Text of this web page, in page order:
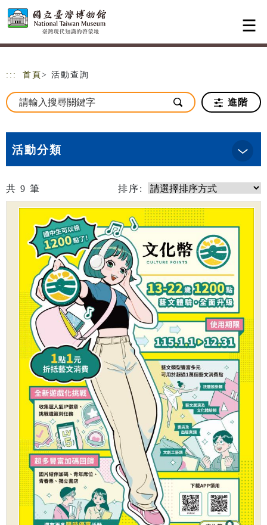
跳到主要內容
網站導覽
::: 首頁 > 活動查詢
進階
活動分類
共 9 筆 排序: